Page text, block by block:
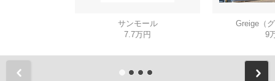
サンモール
7.7万円
Greige（
9